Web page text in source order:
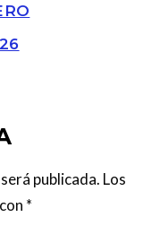
publicada. Los
*